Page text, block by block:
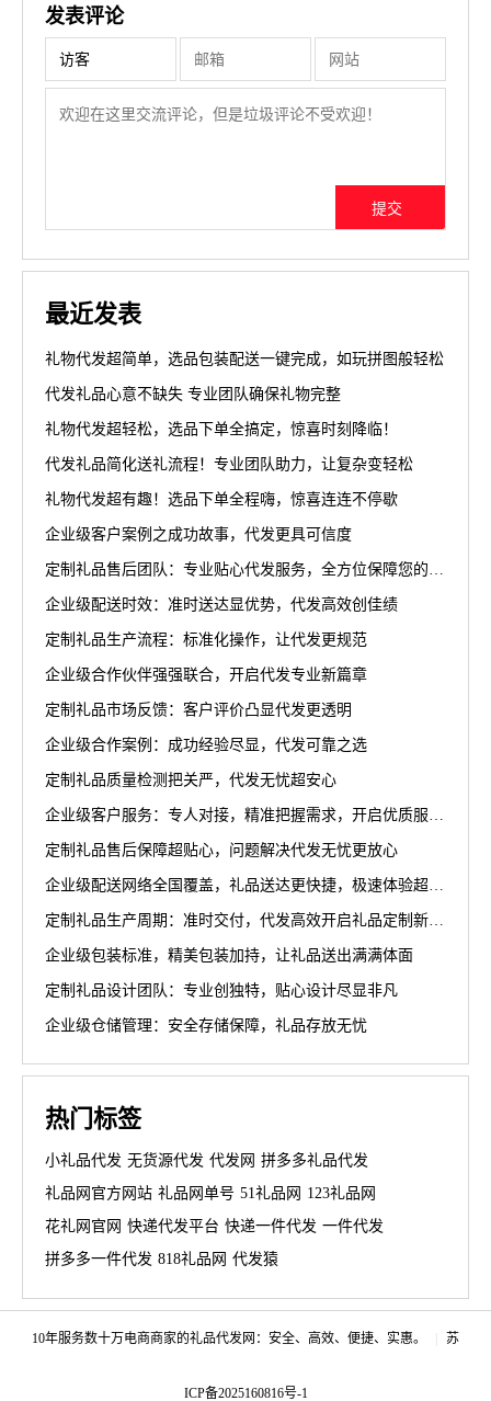
发表评论
最近发表
礼物代发超简单，选品包装配送一键完成，如玩拼图般轻松
代发礼品心意不缺失 专业团队确保礼物完整
礼物代发超轻松，选品下单全搞定，惊喜时刻降临！
代发礼品简化送礼流程！专业团队助力，让复杂变轻松
礼物代发超有趣！选品下单全程嗨，惊喜连连不停歇
企业级客户案例之成功故事，代发更具可信度
企业级配送时效：准时送达显优势，代发高效创佳绩
定制礼品生产流程：标准化操作，让代发更规范
企业级合作伙伴强强联合，开启代发专业新篇章
定制礼品市场反馈：客户评价凸显代发更透明
企业级合作案例：成功经验尽显，代发可靠之选
定制礼品质量检测把关严，代发无忧超安心
定制礼品售后保障超贴心，问题解决代发无忧更放心
企业级包装标准，精美包装加持，让礼品送出满满体面
定制礼品设计团队：专业创独特，贴心设计尽显非凡
企业级仓储管理：安全存储保障，礼品存放无忧
热门标签
小礼品代发 无货源代发 代发网 拼多多礼品代发
礼品网官方网站 礼品网单号 51礼品网 123礼品网
花礼网官网 快递代发平台 快递一件代发 一件代发
拼多多一件代发 818礼品网 代发猿
10年服务数十万电商商家的礼品代发网：安全、高效、便捷、实惠。 苏
ICP备2025160816号-1